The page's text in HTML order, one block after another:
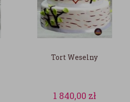
Tort Weselny
1 840,00 zł